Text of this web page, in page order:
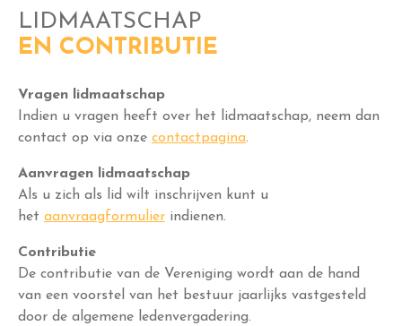
LIDMAATSCHAP
EN CONTRIBUTIE
Vragen lidmaatschap
Indien u vragen heeft over het lidmaatschap, neem dan
contact op via onze contactpagina.
Aanvragen lidmaatschap
Als u zich als lid wilt inschrijven kunt u
het aanvraagformulier indienen.
Contributie
De contributie van de Vereniging wordt aan de hand
van een voorstel van het bestuur jaarlijks vastgesteld
door de algemene ledenvergadering.